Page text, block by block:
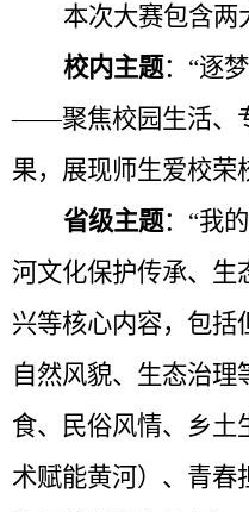
本次大赛包含两
校内主题：“逐
——聚焦校园生活、
果，展现师生爱校荣
省级主题：“我
河文化保护传承、生
兴等核心内容，包括
自然风貌、生态治
食、民俗风情、乡土
术赋能黄河）、青春